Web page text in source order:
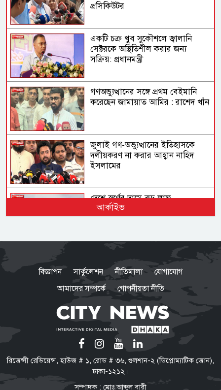
প্রসিকিউটর
একটি চক্র খুব সুকৌশলে জ্বালানি
সেক্টরকে অস্থিতিশীল করার জন্য
সক্রিয়: প্রধানমন্ত্রী
গণঅভ্যুত্থানের সঙ্গে প্রথম বেইমানি
করেছেন জামায়াত আমির : রাশেদ খাঁন
জুলাই গণ-অভ্যুত্থানের ইতিহাসকে
দলীয়করণ না করার আহ্বান নাহিদ
ইসলামের
দেশে স্বর্ণের দামে বড় লাফ
ভারতে যেভাবে দিন কাটাচ্ছেন পলাতক
আ.লীগ নেতারা
ড্যাবের প্রতিষ্ঠাবার্ষিকীতে প্রধানমন্ত্রী
তারেক রহমান
আর্কাইভ
বিজ্ঞাপন সার্কুলেশন নীতিমালা
যোগাযোগ
আমাদের সম্পর্কে
গোপনীয়তা নীতি
রিজেন্সী রেডিয়েন্স, হাউজ # ১, রোড # ৩৬, গুলশান-২ (ডিপ্লোম্যাটিক জোন),
ঢাকা-১২১২।
সম্পাদক : মোঃ আব্দুল বারী